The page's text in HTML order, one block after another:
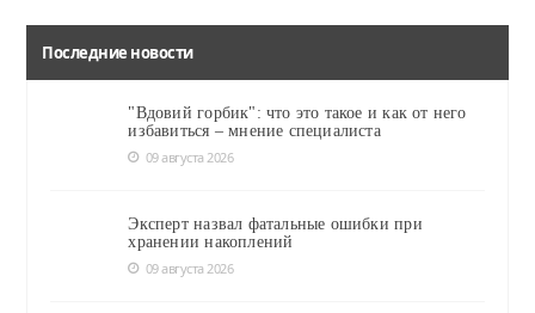
Последние новости
"Вдовий горбик": что это такое и как от него
избавиться – мнение специалиста
09 августа 2026
Эксперт назвал фатальные ошибки при
хранении накоплений
09 августа 2026